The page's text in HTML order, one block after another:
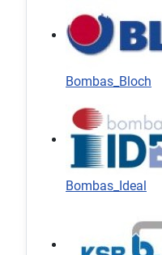
Bombas_Bloch
Bombas_Ideal